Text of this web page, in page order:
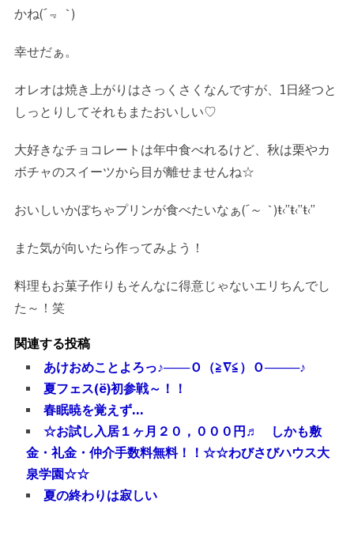
かね(´﹃｀ )
幸せだぁ。
オレオは焼き上がりはさっくさくなんですが、1日経つと
しっとりしてそれもまたおいしい♡
大好きなチョコレートは年中食べれるけど、秋は栗やカ
ボチャのスイーツから目が離せませんね☆
おいしいかぼちゃプリンが食べたいなぁ(´～｀ )ŧ‹”ŧ‹”ŧ‹”
また気が向いたら作ってみよう！
料理もお菓子作りもそんなに得意じゃないエリちんでし
た～！笑
関連する投稿
あけおめことよろっ♪───Ｏ（≧∇≦）Ｏ────♪
夏フェス(ё)初参戦～！！
春眠暁を覚えず…
☆お試し入居１ヶ月２０，０００円♬ しかも敷
金・礼金・仲介手数料無料！！☆☆わびさびハウス大
泉学園☆☆
夏の終わりは寂しい